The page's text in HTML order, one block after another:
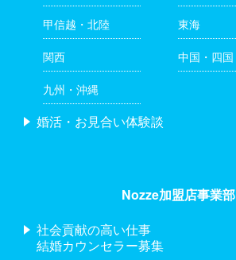
甲信越・北陸 東海
関西 中国・四国
九州・沖縄
婚活・お見合い体験談
Nozze加盟店事業部
社会貢献の高い仕事
結婚カウンセラー募集